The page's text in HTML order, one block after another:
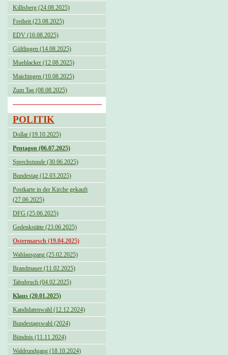
Killisberg (24.08.2025)
Freiheit (23.08.2025)
EDV (16.08.2025)
Gültlingen (14.08.2025)
Muehlacker (12.08.2025)
Maichingen (10.08.2025)
Zum Tag (08.08.2025)
POLITIK
Dollar (19.10.2025)
Pentagon (06.07.2025)
Sprechstunde (30.06.2025)
Bundestag (12.03.2025)
Postkarte in der Kirche gekauft
(27.06.2025)
DFG (25.06.2025)
Gedenkstätte (23.06.2025)
Ostermarsch (19.04.2025)
Wahlausgang (25.02.2025)
Brandmauer (11.02.2025)
Tabubruch (04.02.2025)
Klaus (20.01.2025)
Kandidatenwahl (12.12.2024)
Bundestagswahl (2024)
Bündnis (11.11.2024)
Waldrundgang (18.10.2024)